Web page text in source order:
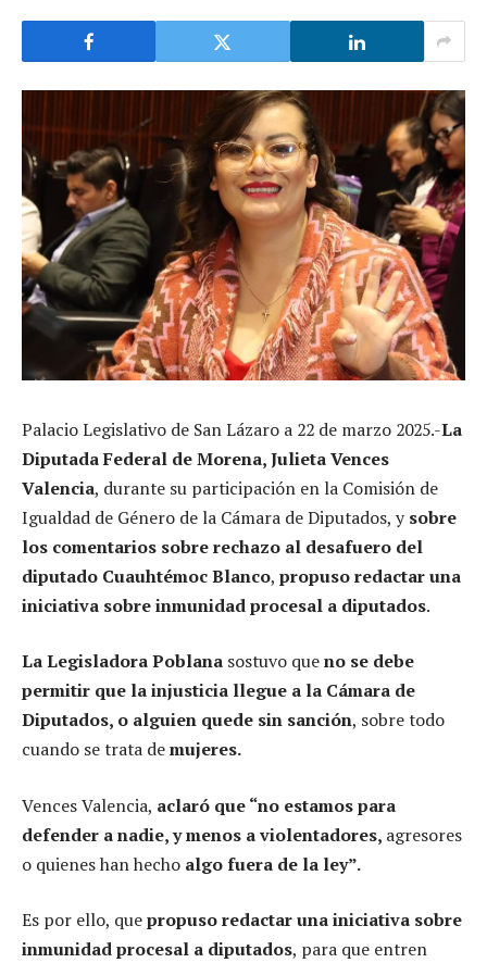
Palacio Legislativo de San Lázaro a 22 de marzo 2025.-La
Diputada Federal de Morena, Julieta Vences
Valencia, durante su participación en la Comisión de
Igualdad de Género de la Cámara de Diputados, y sobre
los comentarios sobre rechazo al desafuero del
diputado Cuauhtémoc Blanco, propuso redactar una
iniciativa sobre inmunidad procesal a diputados.
La Legisladora Poblana sostuvo queno se debe
permitir que la injusticia llegue a la Cámara de
Diputados, o alguien quede sin sanción, sobre todo
cuando se trata demujeres.
Vences Valencia, aclaró que “no estamos para
defender a nadie, y menos a violentadores, agresores
o quienes han hecho algo fuera de la ley”.
Es por ello, quepropuso redactar una iniciativa sobre
inmunidad procesal a diputados, para que entren